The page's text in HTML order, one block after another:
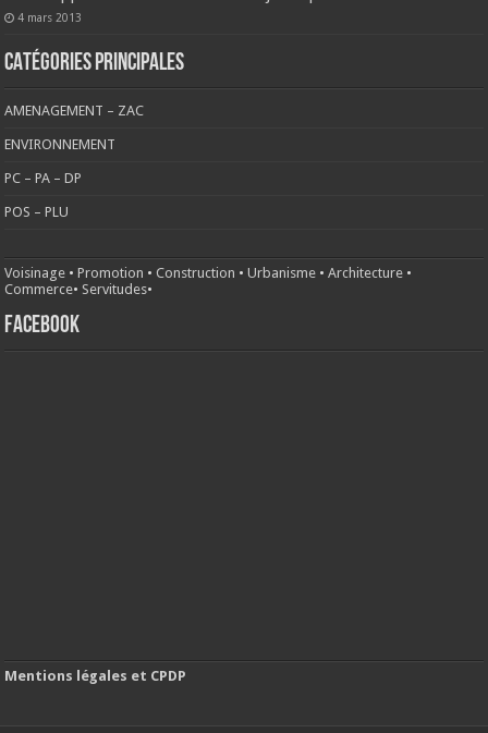
4 mars 2013
CATÉGORIES PRINCIPALES
AMENAGEMENT – ZAC
ENVIRONNEMENT
PC – PA – DP
POS – PLU
Voisinage •Promotion •Construction •Urbanisme •Architecture •
Commerce• Servitudes•
FACEBOOK
Mentions légales et CPDP